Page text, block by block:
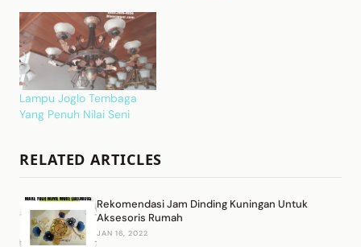
Lampu Joglo Tembaga
Yang Penuh Nilai Seni
RELATED ARTICLES
Rekomendasi Jam Dinding Kuningan Untuk
Aksesoris Rumah
JAN 16, 2022